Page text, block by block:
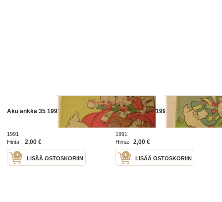
Aku ankka 35 1991
1991
Hinta:
2,00 €
LISÄÄ OSTOSKORIIN
Aku ankka 31 1991
1991
Hinta:
2,00 €
LISÄÄ OSTOSKORIIN